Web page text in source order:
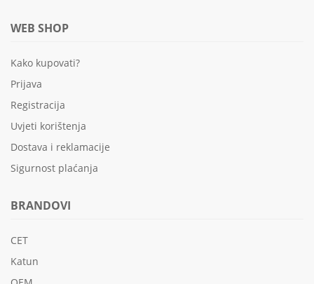
WEB SHOP
Kako kupovati?
Prijava
Registracija
Uvjeti korištenja
Dostava i reklamacije
Sigurnost plaćanja
BRANDOVI
CET
Katun